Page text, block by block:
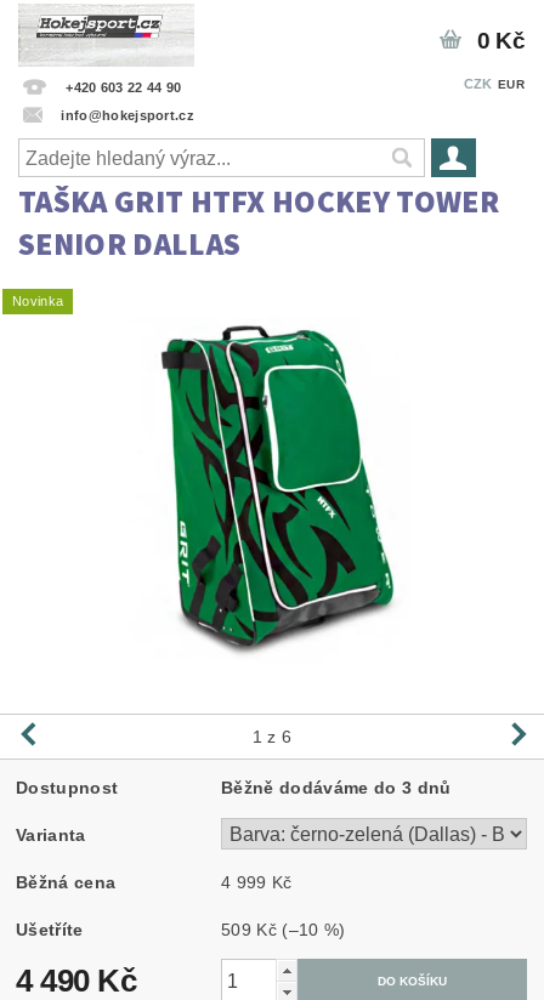
+420 603 22 44 90
info@hokejsport.cz
CZK EUR
0 Kč
TAŠKA GRIT HTFX HOCKEY TOWER
SENIOR DALLAS
Novinka
1 z 6
Dostupnost Běžně dodáváme do 3 dnů
Varianta
Běžná cena 4 999 Kč
Ušetříte 509 Kč (–10 %)
4 490 Kč